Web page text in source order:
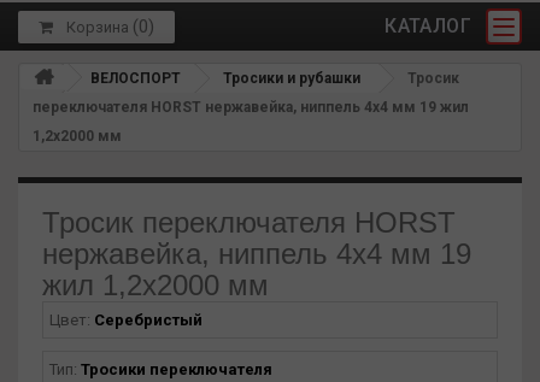
КАТАЛОГ
Корзина (0)
ВЕЛОСПОРТ Тросики и рубашки
Тросик
переключателя HORST нержавейка, ниппель 4х4 мм 19 жил
1,2х2000 мм
Тросик переключателя HORST
нержавейка, ниппель 4х4 мм 19
жил 1,2х2000 мм
Цвет: Серебристый
Тип: Тросики переключателя